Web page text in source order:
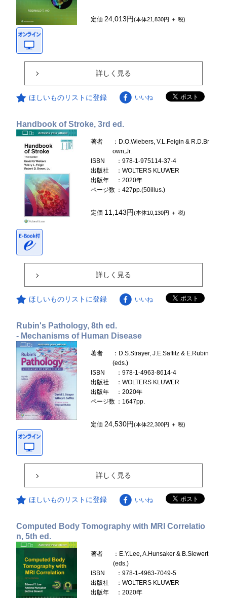
定価24,013円(本体21,830円 ＋ 税)
詳しく見る
ほしいものリストに登録 いいね
Handbook of Stroke, 3rd ed.
著者
：D.O.Wiebers, V.L.Feigin & R.D.Br
own,Jr.
ISBN
：978-1-975114-37-4
出版社
：WOLTERS KLUWER
出版年
：2020年
ページ数 ：427pp.(50illus.)
定価 11,143円(本体10,130円 ＋ 税)
詳しく見る
ほしいものリストに登録 いいね
Rubin's Pathology, 8th ed.
- Mechanisms of Human Disease
著者
：D.S.Strayer, J.E.Saffitz & E.Rubin
(eds.)
ISBN
：978-1-4963-8614-4
出版社
：WOLTERS KLUWER
出版年
：2020年
ページ数 ：1647pp.
定価24,530円(本体22,300円 ＋ 税)
詳しく見る
ほしいものリストに登録 いいね
Computed Body Tomography with MRI Correlatio
n, 5th ed.
著者
：E.Y.Lee, A.Hunsaker & B.Siewert
(eds.)
ISBN
：978-1-4963-7049-5
出版社
：WOLTERS KLUWER
出版年
：2020年